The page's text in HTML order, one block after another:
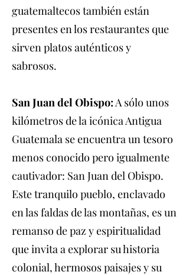
guatemaltecos también están
presentes en los restaurantes que
sirven platos auténticos y
sabrosos.
San Juan del Obispo:A sólo unos
kilómetros de la icónica Antigua
Guatemala se encuentra un tesoro
menos conocido pero igualmente
cautivador: San Juan del Obispo.
Este tranquilo pueblo, enclavado
en las faldas de las montañas, es un
remanso de paz y espiritualidad
que invita a explorar su historia
colonial, hermosos paisajes y su